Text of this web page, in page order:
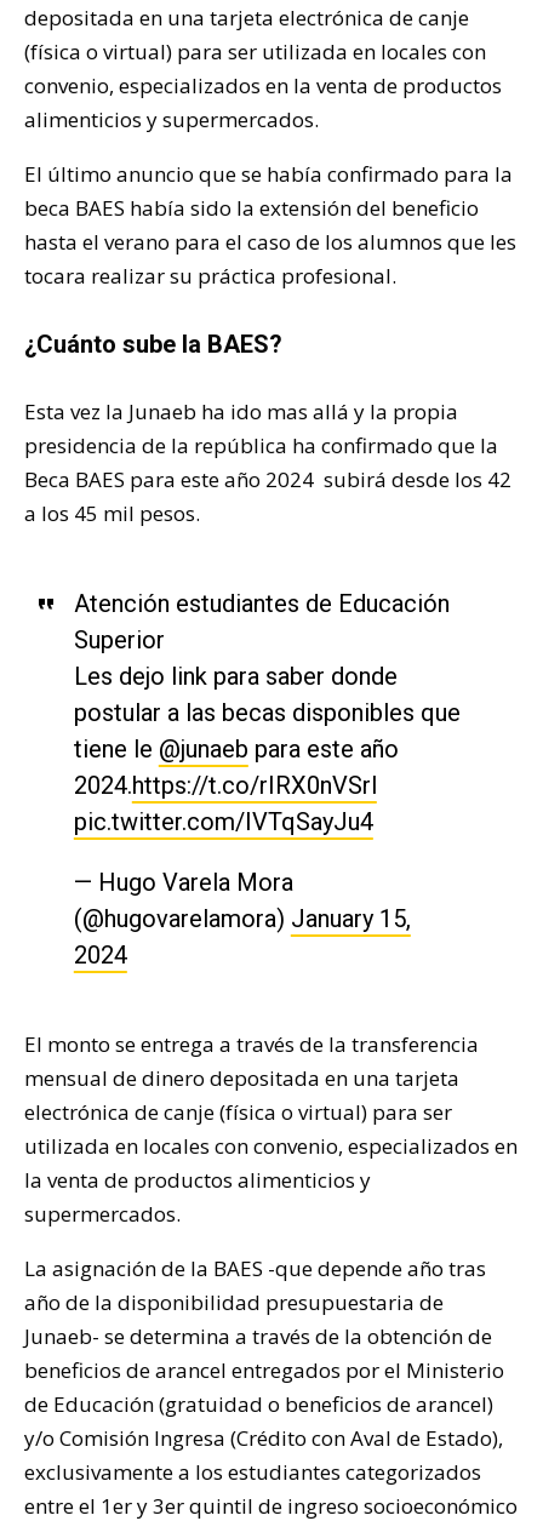
depositada en una tarjeta electrónica de canje
(física o virtual) para ser utilizada en locales con
convenio, especializados en la venta de productos
alimenticios y supermercados.
El último anuncio que se había confirmado para la
beca BAES había sido la extensión del beneficio
hasta el verano para el caso de los alumnos que les
tocara realizar su práctica profesional.
¿Cuánto sube la BAES?
Esta vez la Junaeb ha ido mas allá y la propia
presidencia de la república ha confirmado que la
Beca BAES para este año 2024 subirá desde los 42
a los 45 mil pesos.
Atención estudiantes de Educación
Superior
Les dejo link para saber donde
postular a las becas disponibles que
tiene le @junaeb para este año
2024.https://t.co/rIRX0nVSrl
pic.twitter.com/IVTqSayJu4
— Hugo Varela Mora
(@hugovarelamora) January 15,
2024
El monto se entrega a través de la transferencia
mensual de dinero depositada en una tarjeta
electrónica de canje (física o virtual) para ser
utilizada en locales con convenio, especializados en
la venta de productos alimenticios y
supermercados.
La asignación de la BAES -que depende año tras
año de la disponibilidad presupuestaria de
Junaeb- se determina a través de la obtención de
beneficios de arancel entregados por el Ministerio
de Educación (gratuidad o beneficios de arancel)
y/o Comisión Ingresa (Crédito con Aval de Estado),
exclusivamente a los estudiantes categorizados
entre el 1er y 3er quintil de ingreso socioeconómico